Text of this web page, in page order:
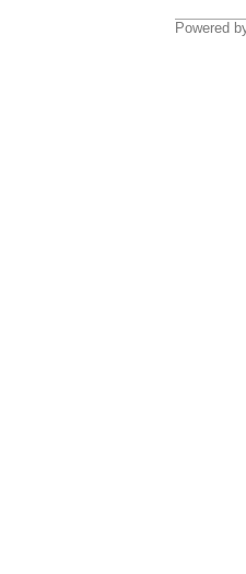
Powered